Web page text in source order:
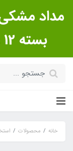
بسته 12 عددی
خانه محصولات